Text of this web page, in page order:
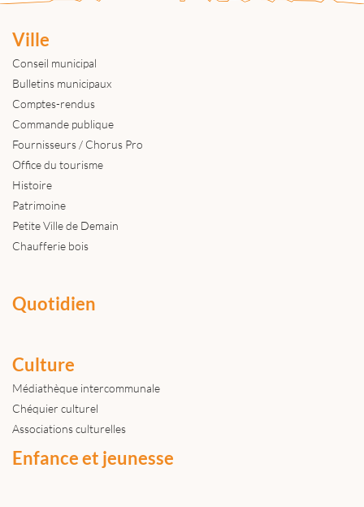
Ville
Conseil municipal
Bulletins municipaux
Comptes-rendus
Commande publique
Fournisseurs / Chorus Pro
Office du tourisme
Histoire
Patrimoine
Petite Ville de Demain
Chaufferie bois
Quotidien
Culture
Médiathèque intercommunale
Chéquier culturel
Associations culturelles
Enfance et jeunesse